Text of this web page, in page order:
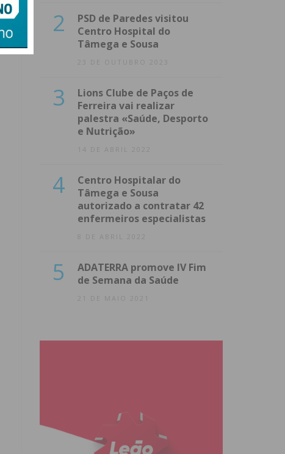
2
PSD de Paredes visitou
Centro Hospital do
Tâmega e Sousa
23 DE OUTUBRO 2023
3
Lions Clube de Paços de
Ferreira vai realizar
palestra «Saúde, Desporto
e Nutrição»
14 DE ABRIL 2022
4
Centro Hospitalar do
Tâmega e Sousa
autorizado a contratar 42
enfermeiros especialistas
8 DE ABRIL 2022
5
ADATERRA promove IV Fim
de Semana da Saúde
21 DE MAIO 2021